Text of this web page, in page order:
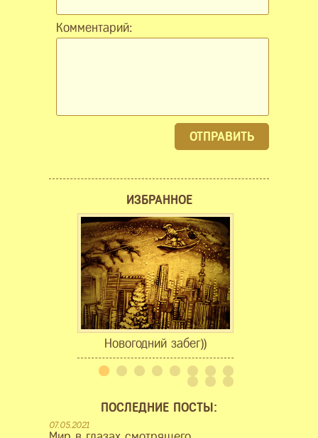
Комментарий:
ОТПРАВИТЬ
ИЗБРАННОЕ
Новогодний забег))
ПОСЛЕДНИЕ ПОСТЫ:
07.05.2021